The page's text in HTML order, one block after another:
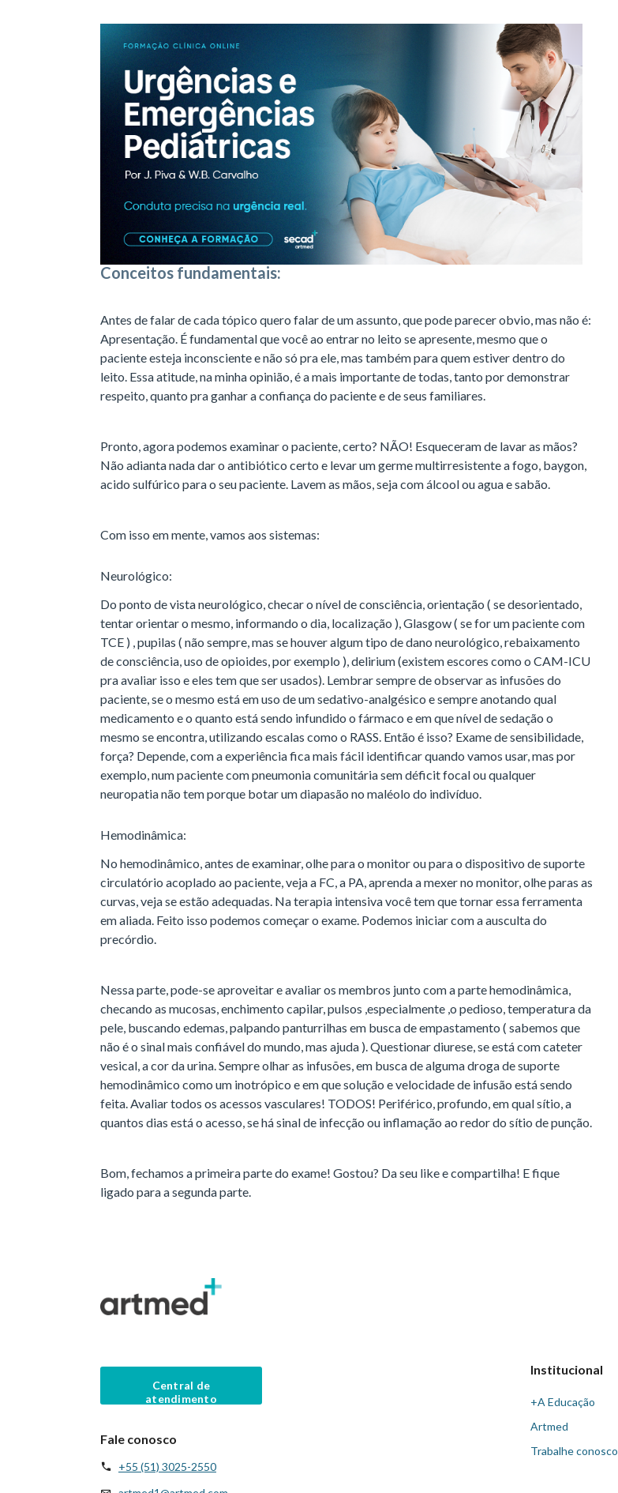
Conceitos fundamentais:
Antes de falar de cada tópico quero falar de um assunto, que pode parecer obvio, mas não é:
Apresentação. É fundamental que você ao entrar no leito se apresente, mesmo que o
paciente esteja inconsciente e não só pra ele, mas também para quem estiver dentro do
leito. Essa atitude, na minha opinião, é a mais importante de todas, tanto por demonstrar
respeito, quanto pra ganhar a confiança do paciente e de seus familiares.
Pronto, agora podemos examinar o paciente, certo? NÃO! Esqueceram de lavar as mãos?
Não adianta nada dar o antibiótico certo e levar um germe multirresistente a fogo, baygon,
acido sulfúrico para o seu paciente. Lavem as mãos, seja com álcool ou agua e sabão.
Com isso em mente, vamos aos sistemas:
Neurológico:
Do ponto de vista neurológico, checar o nível de consciência, orientação ( se desorientado,
tentar orientar o mesmo, informando o dia, localização ), Glasgow ( se for um paciente com
TCE ) , pupilas ( não sempre, mas se houver algum tipo de dano neurológico, rebaixamento
de consciência, uso de opioides, por exemplo ), delirium (existem escores como o CAM-ICU
pra avaliar isso e eles tem que ser usados). Lembrar sempre de observar as infusões do
paciente, se o mesmo está em uso de um sedativo-analgésico e sempre anotando qual
medicamento e o quanto está sendo infundido o fármaco e em que nível de sedação o
mesmo se encontra, utilizando escalas como o RASS. Então é isso? Exame de sensibilidade,
força? Depende, com a experiência fica mais fácil identificar quando vamos usar, mas por
exemplo, num paciente com pneumonia comunitária sem déficit focal ou qualquer
neuropatia não tem porque botar um diapasão no maléolo do indivíduo.
Hemodinâmica:
No hemodinâmico, antes de examinar, olhe para o monitor ou para o dispositivo de suporte
circulatório acoplado ao paciente, veja a FC, a PA, aprenda a mexer no monitor, olhe paras as
curvas, veja se estão adequadas. Na terapia intensiva você tem que tornar essa ferramenta
em aliada. Feito isso podemos começar o exame. Podemos iniciar com a ausculta do
precórdio.
Nessa parte, pode-se aproveitar e avaliar os membros junto com a parte hemodinâmica,
checando as mucosas, enchimento capilar, pulsos ,especialmente ,o pedioso, temperatura da
pele, buscando edemas, palpando panturrilhas em busca de empastamento ( sabemos que
não é o sinal mais confiável do mundo, mas ajuda ). Questionar diurese, se está com cateter
vesical, a cor da urina. Sempre olhar as infusões, em busca de alguma droga de suporte
hemodinâmico como um inotrópico e em que solução e velocidade de infusão está sendo
feita. Avaliar todos os acessos vasculares! TODOS! Periférico, profundo, em qual sítio, a
quantos dias está o acesso, se há sinal de infecção ou inflamação ao redor do sítio de punção.
Bom, fechamos a primeira parte do exame! Gostou? Da seu like e compartilha! E fique
ligado para a segunda parte.
Central de
atendimento
Fale conosco
+55 (51) 3025-2550
Institucional
+A Educação
Artmed
Trabalhe conosco